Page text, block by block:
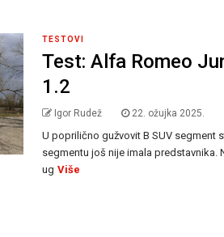
TESTOVI
Test: Alfa Romeo
1.2
Igor Rudež 22. ožujka 2025.
U poprilično gužvovit B SUV segment
segmentu još nije imala predstavnika.
ug Više